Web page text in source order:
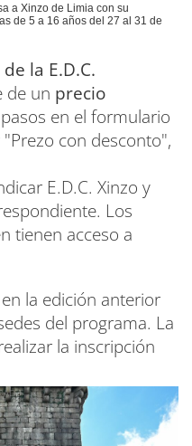
a Xinzo de Limia con su
de 5 a 16 años del 27 al 31 de
la E.D.C.
de un precio
en el formulario
con desconto",
E.D.C. Xinzo y
Los
tienen acceso a
la edición anterior
del programa. La
la inscripción